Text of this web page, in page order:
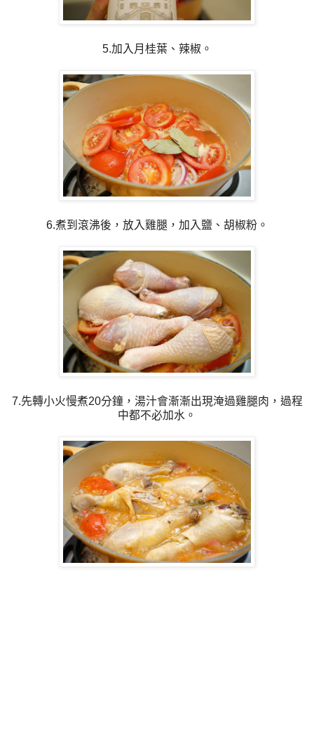
5.加入月桂葉、辣椒。
6.煮到滾沸後，放入雞腿，加入鹽、胡椒粉。
7.先轉小火慢煮20分鐘，湯汁會漸漸出現淹過雞腿肉，過程
中都不必加水。